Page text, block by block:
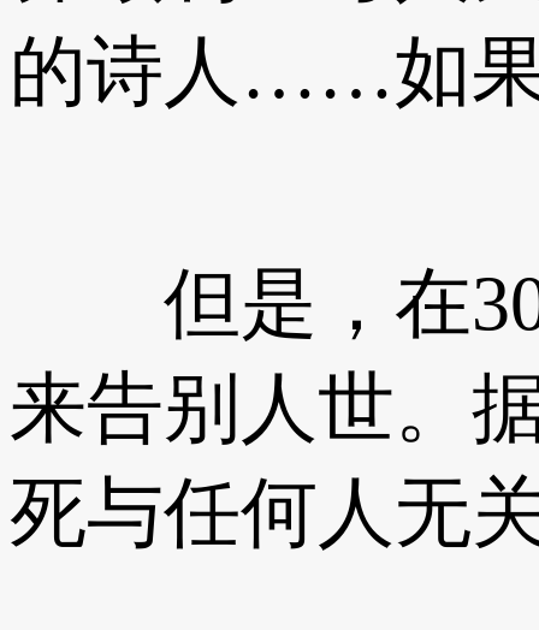
的诗人……如果
但是，在30
来告别人世。
死与任何人无